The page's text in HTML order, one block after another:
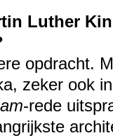
Luther
opdracht.
zeker ook
-rede